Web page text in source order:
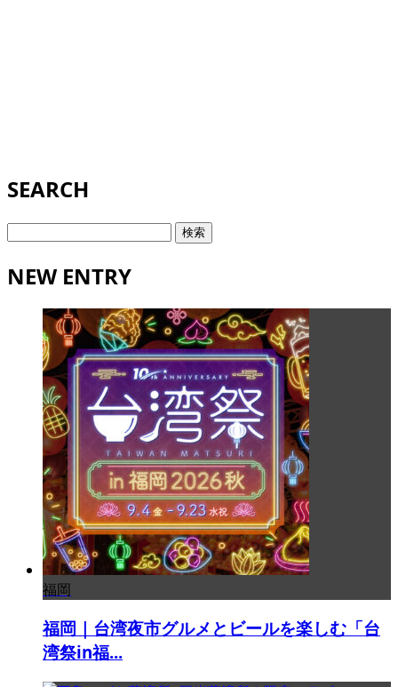
SEARCH
検
NEW ENTRY
福岡
福岡｜台湾夜市グルメとビールを楽しむ「台
湾祭in福...